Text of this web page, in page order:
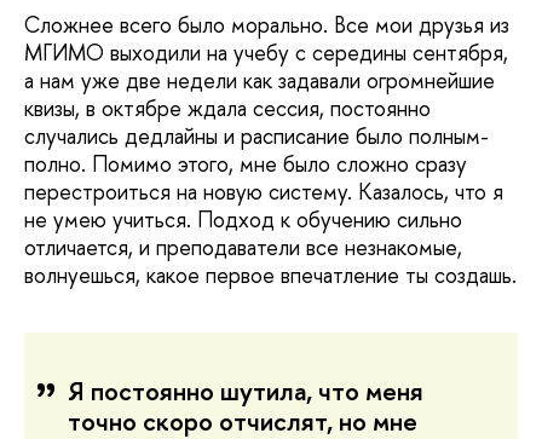
Сложнее всего было морально. Все мои друзья из
МГИМО выходили на учебу с середины сентября,
а нам уже две недели как задавали огромнейшие
квизы, в октябре ждала сессия, постоянно
случались дедлайны и расписание было полным-
полно. Помимо этого, мне было сложно сразу
перестроиться на новую систему. Казалось, что я
не умею учиться. Подход к обучению сильно
отличается, и преподаватели все незнакомые,
волнуешься, какое первое впечатление ты создашь.
Я постоянно шутила, что меня
точно скоро отчислят, но мне